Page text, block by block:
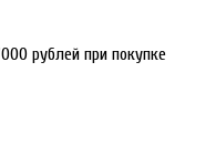
рублей при покупке